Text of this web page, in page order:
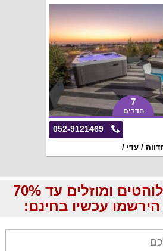
7
חדרים
052-9121469
/ עדי /
קבלו מבצעים לוהטים ומוזלים עד 70%
עכשיו בחינם: